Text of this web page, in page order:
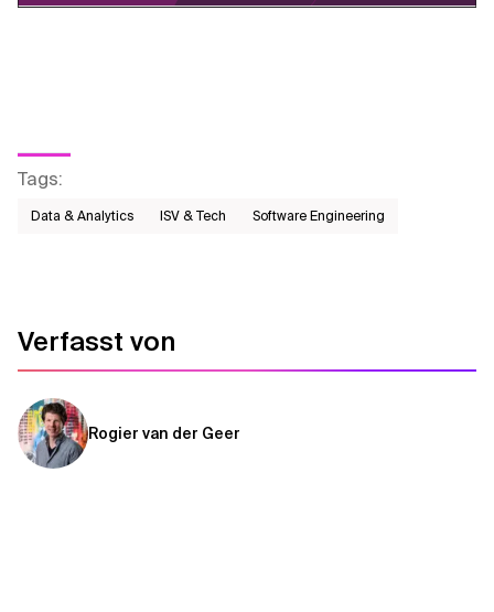
Tags:
Data & Analytics ISV & Tech Software Engineering
Verfasst von
Rogier van der Geer